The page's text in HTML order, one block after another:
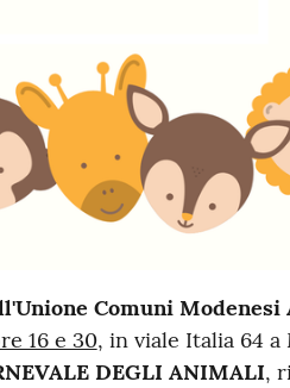
Comuni Modenesi
16 e 30, in viale Italia 64
DEGLI ANIMALI,